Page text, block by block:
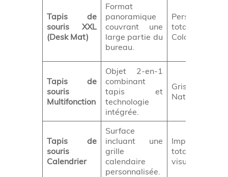
Tapis de
souris XXL
(Desk Mat)
Format
panoramique
couvrant une
large partie du
bureau.
totale
Color).
Tapis de
souris
Multifonction
Objet 2-en-1
combinant
tapis et
technologie
intégrée.
Gris chiné,
Naturel.
Tapis de
souris
Calendrier
Surface
incluant une
grille
calendaire
personnalisée.
Impression
totale selon
visuels.